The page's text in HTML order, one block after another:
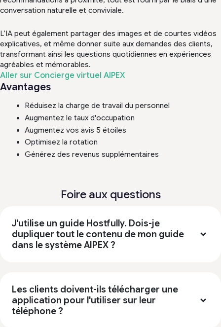
conversation naturelle et conviviale.
L’IA peut également partager des images et de courtes vidéos
explicatives, et même donner suite aux demandes des clients,
transformant ainsi les questions quotidiennes en expériences
agréables et mémorables.
Aller sur Concierge virtuel AIPEX
Avantages
Réduisez la charge de travail du personnel
Augmentez le taux d'occupation
Augmentez vos avis 5 étoiles
Optimisez la rotation
Générez des revenus supplémentaires
Foire aux questions
J'utilise un guide Hostfully. Dois-je
dupliquer tout le contenu de mon guide
dans le système AIPEX ?
Les clients doivent-ils télécharger une
application pour l'utiliser sur leur
téléphone ?